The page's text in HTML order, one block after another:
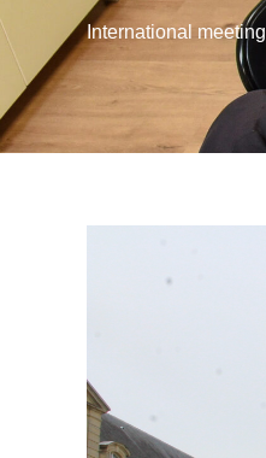
International meeting